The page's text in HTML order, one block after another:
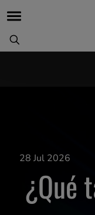
28 Jul 2026
¿Qué